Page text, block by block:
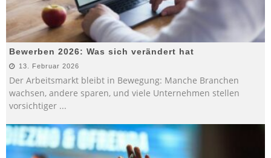
Bewerben 2026: Was sich verändert hat
13. Februar 2026
Der Arbeitsmarkt bleibt in Bewegung: Manche Branchen
wachsen, andere sparen, und viele Unternehmen stellen
vorsichtiger ...